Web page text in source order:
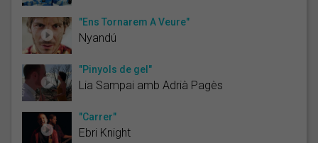
"Ens Tornarem A Veure"
Nyandú
"Pinyols de gel"
Lia Sampai amb Adrià Pagès
"Carrer"
Ebri Knight